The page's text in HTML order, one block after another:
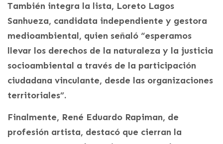
También integra la lista, Loreto Lagos
Sanhueza, candidata independiente y gestora
medioambiental, quien señaló “esperamos
llevar los derechos de la naturaleza y la justicia
socioambiental a través de la participación
ciudadana vinculante, desde las organizaciones
territoriales”.
Finalmente, René Eduardo Rapiman, de
profesión artista, destacó que cierran la